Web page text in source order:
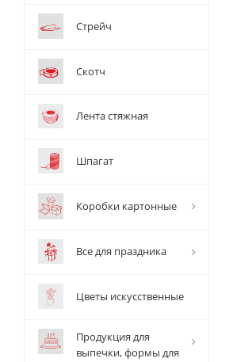
Стрейч
Скотч
Лента стяжная
Шпагат
Коробки картонные
Все для праздника
Цветы искусственные
Продукция для
выпечки, формы для